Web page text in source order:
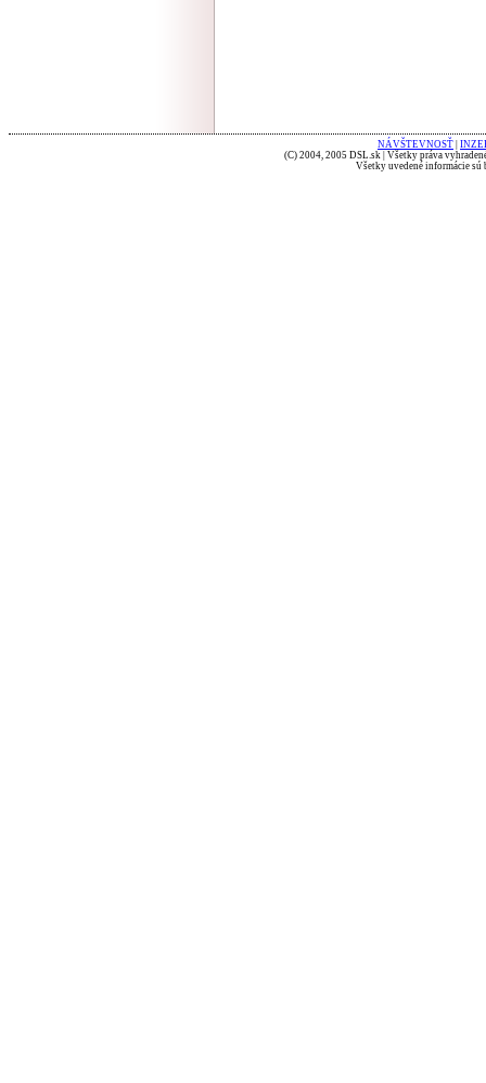
NÁVŠTEVNOSŤ
(C) 2004, 2005 DSL.sk | Všetky práva
Všetky uvedené informácie sú